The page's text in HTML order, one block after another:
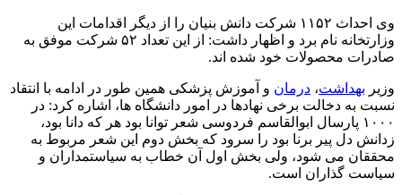
وی احداث ۱۱۵۲ شركت دانش بنیان را از دیگر اقدامات این
وزارتخانه نام برد و اظهار داشت: از این تعداد ۵۲ شركت موفق به
صادرات محصولات خود شده اند.
وزیر بهداشت، درمان و آموزش پزشكی همین طور در ادامه با انتقاد
نسبت به دخالت برخی نهادها در امور دانشگاه ها، اشاره كرد: در
۱۰۰۰ پارسال ابوالقاسم فردوسی شعر توانا بود هر كه دانا بود،
زدانش دل پیر برنا بود را سرود كه بخش دوم این شعر مربوط به
محققان می شود، ولی بخش اول آن خطاب به سیاستمداران و
سیاست گذاران است.